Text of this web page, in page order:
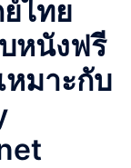
ไทย
หนังฟรี
หมาะกับ